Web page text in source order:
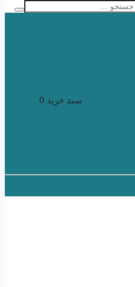
سبد خرید 0